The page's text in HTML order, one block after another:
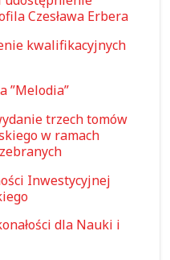
Czesława Erbera
kwalifikacyjnych
”Melodia”
trzech tomów
w ramach
Inwestycyjnej
dla Nauki i